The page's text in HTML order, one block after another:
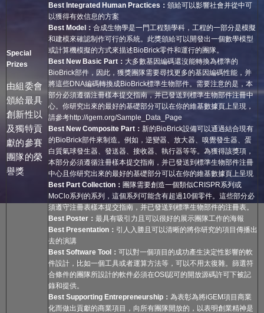
Special
Prizes
由組委會
頒給最具
創新性以
及獨特貢
獻的參賽
團隊的榮
譽獎
Best Integrated Human Practices ： 頒給可以影響社會并從中可
以獲得有效信息的方案
Best Model ： 合成生物學是一門工程類學科，工程的一部分是模擬
和建模來確認制作可行的系統。此獎頒給可以開發出一個數學模型
或計算機模擬的方式來描述BioBrick零件和運行的團隊。
Best New Basic Part ： 大多數基因編碼還沒能轉換為標準的
BioBrick部件，因此，獲獎團隊需要尋找更多的基因編碼性能，并
將這些DNA編碼轉換成BioBrick標準生物部件。需要注意的是，本
部分必須遵循注冊樣本提交指南，并已發送到標準生物部件注冊中
心。你研究出來的最好的基礎部分可以在你的維基數據頁上呈現，
請參考http://igem.org/Sample_Data_Page
Best New Composite Part ： 新的BioBrick設備可以通過結合現有
的BioBrick部件來制造。例如，逆變器、放大器、嗅覺發生器、蛋
白質氣球發生器、發送器、接收器、執行器等等。為獲得該獎項，
本部分必須遵循注冊樣本提交指南，并已發送到標準生物部件注冊
中心且你研究出來的最好的基礎部分可以在你的維基數據頁上呈現
Best Part Collection ： 團隊需要創造一個類似CRISPR系列或
MoClo系列的系列，這個系列可能含有超過10個零件。這些部分必
須遵守注冊表樣本提交指南，并已發送到標準生物部件的注冊表。
Best Poster ： 最具有吸引力且可以很好的展示團隊工作的海報
Best Presentation ： 引人入勝且可以清晰的將你研究的項目傳播出
去的演講
Best Software Tool ： 可以對一個項目的成功產生決定性影響的軟
件設計，比如一個工具或者運算方法等，可以不用太復雜。篩選符
合條件的團隊所設計的軟件必須在OSI認可的開放源碼許可下被記
錄和提供。
Best Supporting Entrepreneurship ： 為表彰為將iGEM項目商業
化而做出貢獻的商業項目，向所有團隊開放的，以表明創業精神是